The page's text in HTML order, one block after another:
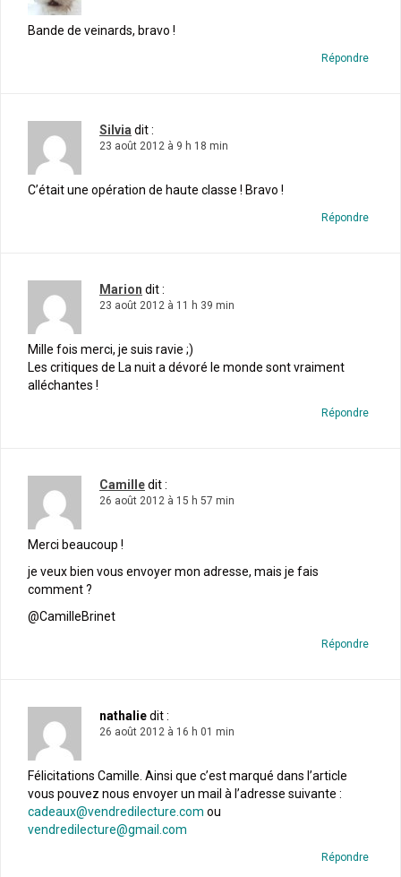
Bande de veinards, bravo !
Répondre
Silvia dit :
23 août 2012 à 9 h 18 min
C’était une opération de haute classe ! Bravo !
Répondre
Marion dit :
23 août 2012 à 11 h 39 min
Mille fois merci, je suis ravie ;)
Les critiques de La nuit a dévoré le monde sont vraiment
alléchantes !
Répondre
Camilledit :
26 août 2012 à 15 h 57 min
Merci beaucoup !
je veux bien vous envoyer mon adresse, mais je fais
comment ?
@CamilleBrinet
Répondre
nathaliedit :
26 août 2012 à 16 h 01 min
Félicitations Camille. Ainsi que c’est marqué dans l’article
vous pouvez nous envoyer un mail à l’adresse suivante :
cadeaux@vendredilecture.com ou
vendredilecture@gmail.com
Répondre